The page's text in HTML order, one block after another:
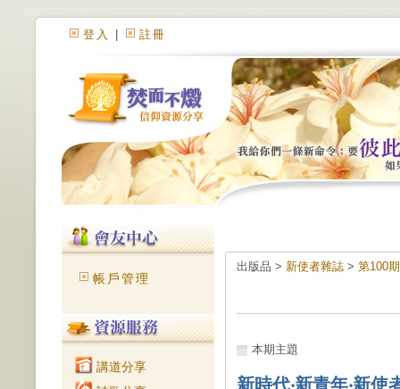
登入 註冊
帳戶管理
講道分享
出版品 > 新使者雜誌 > 第100
本期主題
新時代‧新青年‧新使